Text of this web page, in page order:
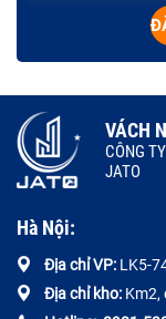
VÁCH
CÔNG
JATO
Hà Nội:
Địa chỉ VP: LK5-
Địa chỉ kho: Km2,